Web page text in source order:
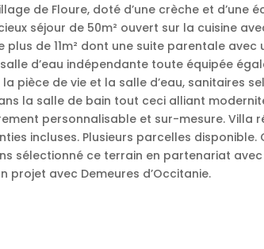
de Floure, doté d’une crèche et d’une
séjour de 50m² ouvert sur la cuisine
de 11m² dont une suite parentale avec
d’eau indépendante toute équipée
pièce de vie et la salle d’eau, sanitaires
la salle de bain tout ceci alliant
personnalisable et sur-mesure. Villa
incluses. Plusieurs parcelles disponible.
sélectionné ce terrain en partenariat
projet avec Demeures d’Occitanie.